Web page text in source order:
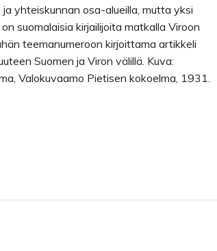
yhteiskunnan osa-alueilla, mutta yksi
suomalaisia kirjailijoita matkalla Viroon
teemanumeroon kirjoittama artikkeli
Suomen ja Viron välillä. Kuva:
Valokuvaamo Pietisen kokoelma, 1931.